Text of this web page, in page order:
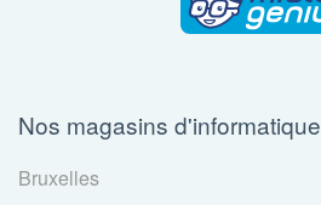
Nos magasins d'informatique
Bruxelles